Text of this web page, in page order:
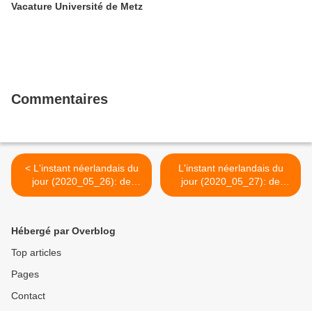
Vacature Université de Metz
Commentaires
< L'instant néerlandais du
jour (2020_05_26): de
ambtenaar
L'instant néerlandais du
jour (2020_05_27): de
ambachtsman >
Hébergé par Overblog
Top articles
Pages
Contact